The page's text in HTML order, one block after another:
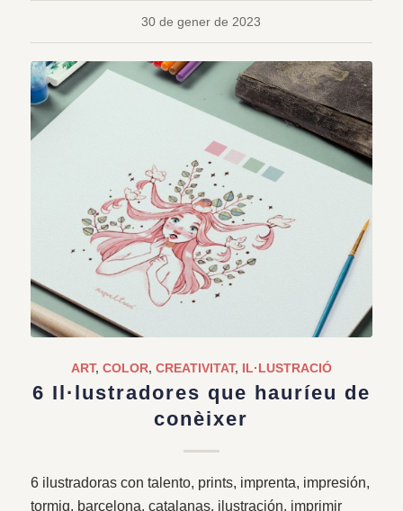
30 de gener de 2023
ART, COLOR, CREATIVITAT, IL·LUSTRACIÓ
6 Il·lustradores que hauríeu de
conèixer
6 ilustradoras con talento, prints, imprenta, impresión,
tormiq, barcelona, catalanas, ilustración, imprimir